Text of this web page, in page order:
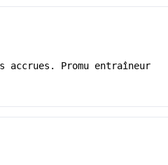
Promu entraîneur